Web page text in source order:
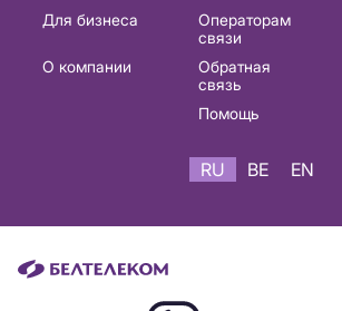
Для бизнеса
Операторам
связи
О компании
Обратная
связь
Помощь
RU BE EN